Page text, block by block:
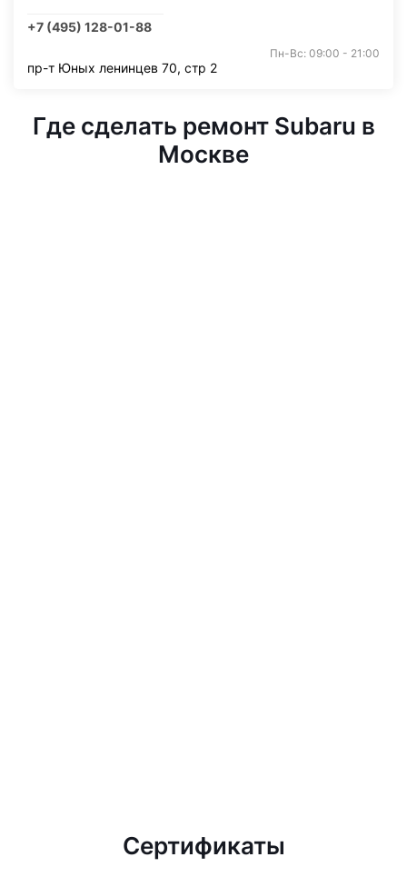
+7 (495) 128-01-88
Пн-Вс: 09:00 - 21:00
пр-т Юных ленинцев 70, стр 2
Где сделать ремонт Subaru в
Москве
Сертификаты